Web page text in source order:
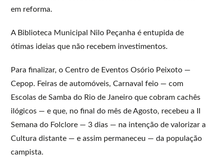
em reforma.
A Biblioteca Municipal Nilo Peçanha é entupida de
ótimas ideias que não recebem investimentos.
Para finalizar, o Centro de Eventos Osório Peixoto —
Cepop. Feiras de automóveis, Carnaval feio — com
Escolas de Samba do Rio de Janeiro que cobram cachês
ilógicos — e que, no final do mês de Agosto, recebeu a II
Semana do Folclore — 3 dias — na intenção de valorizar a
Cultura distante — e assim permaneceu — da população
campista.